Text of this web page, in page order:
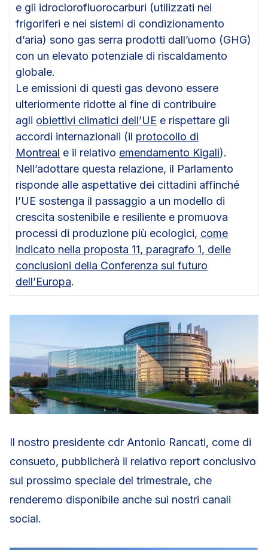
e gli idroclorofluorocarburi (utilizzati nei
frigoriferi e nei sistemi di condizionamento
d’aria) sono gas serra prodotti dall’uomo (GHG)
con un elevato potenziale di riscaldamento
globale.
Le emissioni di questi gas devono essere
ulteriormente ridotte al fine di contribuire
agli obiettivi climatici dell’UE e rispettare gli
accordi internazionali (il protocollo di
Montreal e il relativo emendamento Kigali).
Nell’adottare questa relazione, il Parlamento
risponde alle aspettative dei cittadini affinché
l’UE sostenga il passaggio a un modello di
crescita sostenibile e resiliente e promuova
processi di produzione più ecologici, come
indicato nella proposta 11, paragrafo 1, delle
conclusioni della Conferenza sul futuro
dell’Europa.
Il nostro presidente cdr Antonio Rancati, come di
consueto, pubblicherà il relativo report conclusivo
sul prossimo speciale del trimestrale, che
renderemo disponibile anche sui nostri canali
social.